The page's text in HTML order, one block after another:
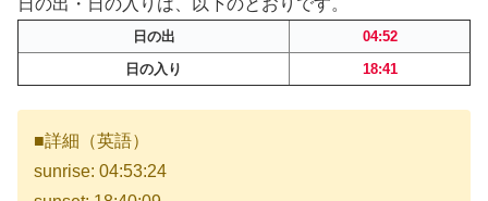
日の出
04:52
日の入り
18:41
■詳細（英語）
sunrise: 04:53:24